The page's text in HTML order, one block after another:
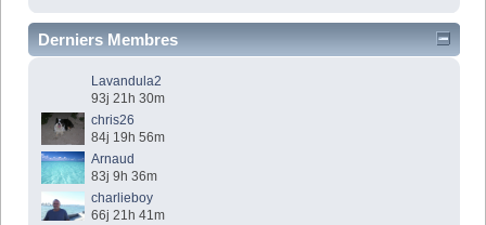
Derniers Membres
Lavandula2
93j 21h 30m
chris26
84j 19h 56m
Arnaud
83j 9h 36m
charlieboy
66j 21h 41m